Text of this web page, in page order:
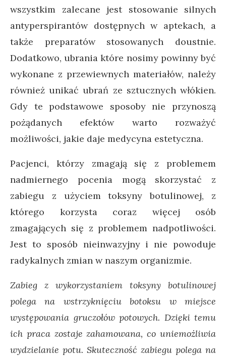
wszystkim zalecane jest stosowanie silnych
antyperspirantów dostępnych w aptekach, a
także preparatów stosowanych doustnie.
Dodatkowo, ubrania które nosimy powinny być
wykonane z przewiewnych materiałów, należy
również unikać ubrań ze sztucznych włókien.
Gdy te podstawowe sposoby nie przynoszą
pożądanych efektów warto rozważyć
możliwości, jakie daje medycyna estetyczna.
Pacjenci, którzy zmagają się z problemem
nadmiernego pocenia mogą skorzystać z
zabiegu z użyciem toksyny botulinowej, z
którego korzysta coraz więcej osób
zmagających się z problemem nadpotliwości.
Jest to sposób nieinwazyjny i nie powoduje
radykalnych zmian w naszym organizmie.
Zabieg z wykorzystaniem toksyny botulinowej
polega na wstrzyknięciu botoksu w miejsce
występowania gruczołów potowych. Dzięki temu
ich praca zostaje zahamowana, co uniemożliwia
wydzielanie potu. Skuteczność zabiegu polega na